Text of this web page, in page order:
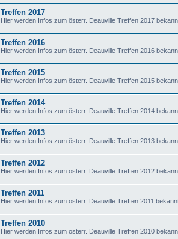
Treffen 2017
Hier werden Infos zum österr. Deauville Treffen 2017
Treffen 2016
Hier werden Infos zum österr. Deauville Treffen 2016
Treffen 2015
Hier werden Infos zum österr. Deauville Treffen 2015
Treffen 2014
Hier werden Infos zum österr. Deauville Treffen 2014
Treffen 2013
Hier werden Infos zum österr. Deauville Treffen 2013
Treffen 2012
Hier werden Infos zum österr. Deauville Treffen 2012
Treffen 2011
Hier werden Infos zum österr. Deauville Treffen 2011
Treffen 2010
Hier werden Infos zum österr. Deauville Treffen 2010